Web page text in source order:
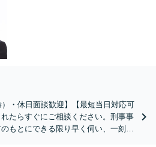
）・休日面談歓迎】【最短当日対応可
たらすぐにご相談ください。刑事事
もとにできる限り早く伺い、一刻も